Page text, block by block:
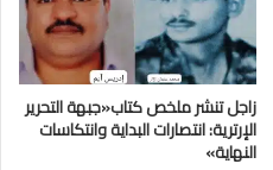
زاجل تنشر ملخص كتاب«جبهة التحرير
الإرترية: انتصارات البداية وانتكاسات
النهاية»